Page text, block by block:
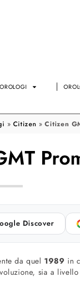
»Citizen »Citizen
Discover
da quel 1989 in
sia a